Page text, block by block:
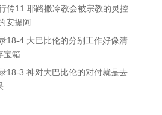
传11 耶路撒冷教会被宗教的灵控
安提阿
18-4 大巴比伦的分别工作好像清
宝箱
18-3 神对大巴比伦的对付就是去